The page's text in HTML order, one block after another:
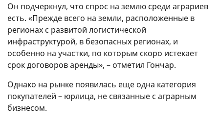
Он подчеркнул, что спрос на землю среди аграриев
есть. «Прежде всего на земли, расположенные в
регионах с развитой логистической
инфраструктурой, в безопасных регионах, и
особенно на участки, по которым скоро истекает
срок договоров аренды», – отметил Гончар.
Однако на рынке появилась еще одна категория
покупателей – юрлица, не связанные с аграрным
бизнесом.